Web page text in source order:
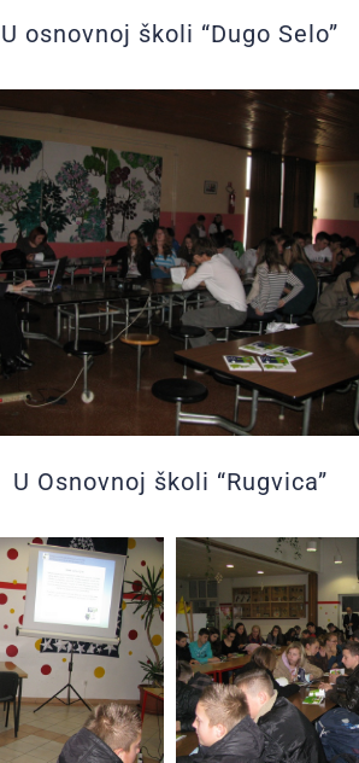
U osnovnoj školi “Dugo Selo”
U Osnovnoj školi “Rugvica”